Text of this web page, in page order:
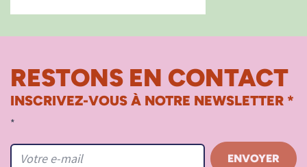
RESTONS EN CONTACT
INSCRIVEZ-VOUS À NOTRE NEWSLETTER *
*